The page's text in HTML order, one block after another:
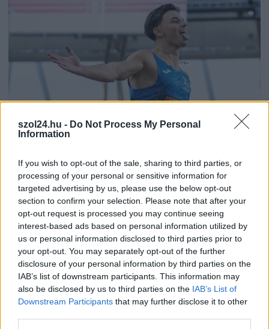
szol24.hu - Do Not Process My Personal
Information
If you wish to opt-out of the sale, sharing to third parties, or
processing of your personal or sensitive information for
targeted advertising by us, please use the below opt-out
section to confirm your selection. Please note that after your
opt-out request is processed you may continue seeing
interest-based ads based on personal information utilized by
us or personal information disclosed to third parties prior to
your opt-out. You may separately opt-out of the further
disclosure of your personal information by third parties on the
IAB’s list of downstream participants. This information may
also be disclosed by us to third parties on the IAB’s List of
Downstream Participants that may further disclose it to other
2026.07.30. Fazekas Adrián
A Szolnoki Sportcentrum tehetségével, történelmi
létszámú válogatott utazik az U20-as atlétikai
világbajnokságra
Minden idők egyik legnépesebb magyar keretével
képviselteti magát a hazai atlétika a jövő héten
megrendezendő U20-as...
Sport